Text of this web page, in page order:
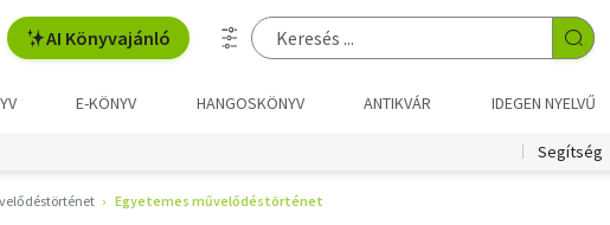
AI Könyvajánló
E-KÖNYV HANGOSKÖNYV ANTIKVÁR IDEGEN NYELVŰ
Segítség
Egyetemes művelődéstörténet